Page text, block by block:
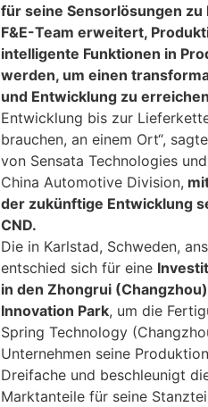
für seine Sensorlösungen
F&E-Team erweitert,
intelligente Funktionen in
werden, um einen
und Entwicklung zu
Entwicklung bis zur
brauchen, an einem Ort“,
von Sensata Technologies
China Automotive Division,
der zukünftige Entwicklung
CND.
Die in Karlstad, Schweden,
entschied sich für eine
in den Zhongrui
Innovation Park, um die
Spring Technology
Unternehmen seine
Dreifache und beschleunigt
Marktanteile für seine